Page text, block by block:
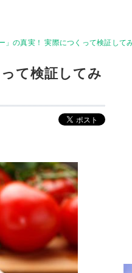
」の真実！ 実際につくって検証して
て検証してみ